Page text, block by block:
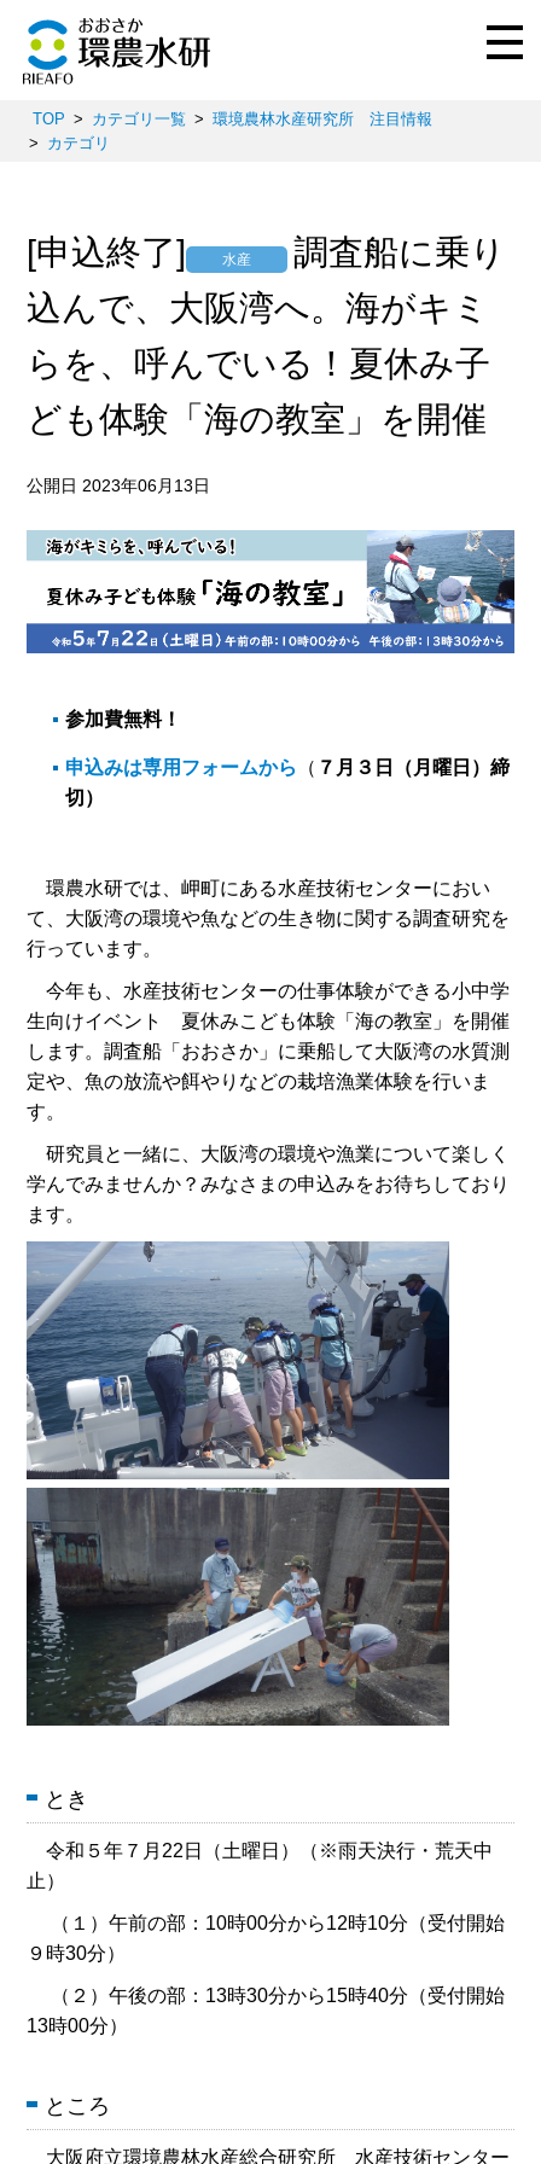
TOP カテゴリ一覧
環境農林水産研究所 注目情報
カテゴリ
[申込終了] 水産
調査船に乗り
込んで、大阪湾へ。海がキミ
らを、呼んでいる！夏休み子
ども体験「海の教室」を開催
公開日 2023年06月13日
参加費無料！
申込みは専用フォームから （ ７月３日（月曜日）締
切）
環農水研では、岬町にある水産技術センターにおい
て、大阪湾の環境や魚などの生き物に関する調査研究を
行っています。
今年も、水産技術センターの仕事体験ができる小中学
生向けイベント 夏休みこども体験「海の教室」を開催
します。調査船「おおさか」に乗船して大阪湾の水質測
定や、魚の放流や餌やりなどの栽培漁業体験を行いま
す。
研究員と一緒に、大阪湾の環境や漁業について楽しく
学んでみませんか？みなさまの申込みをお待ちしており
ます。
とき
令和５年７月22日（土曜日）（※雨天決行・荒天中
止）
（１）午前の部：10時00分から12時10分（受付開始
９時30分）
（２）午後の部：13時30分から15時40分（受付開始
13時00分）
ところ
大阪府立環境農林水産総合研究所 水産技術センター